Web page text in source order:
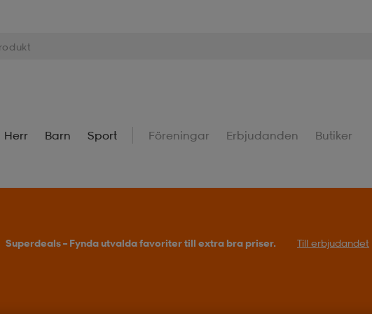
Herr Barn Sport Föreningar Erbjudanden Butiker
Superdeals – Fynda utvalda favoriter till extra bra priser. Till erbjudandet